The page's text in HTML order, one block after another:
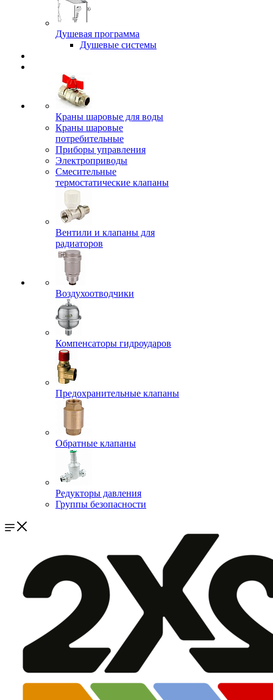
Душевая программа
Душевые системы
Краны шаровые для воды
Краны шаровые
потребительные
Приборы управления
Электроприводы
Смесительные
термостатические клапаны
Вентили и клапаны для
радиаторов
Воздухоотводчики
Компенсаторы гидроударов
Предохранительные клапаны
Обратные клапаны
Редукторы давления
Группы безопасности